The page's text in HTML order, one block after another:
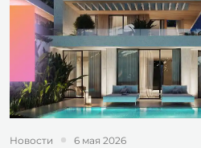
Новости 6 мая 2026